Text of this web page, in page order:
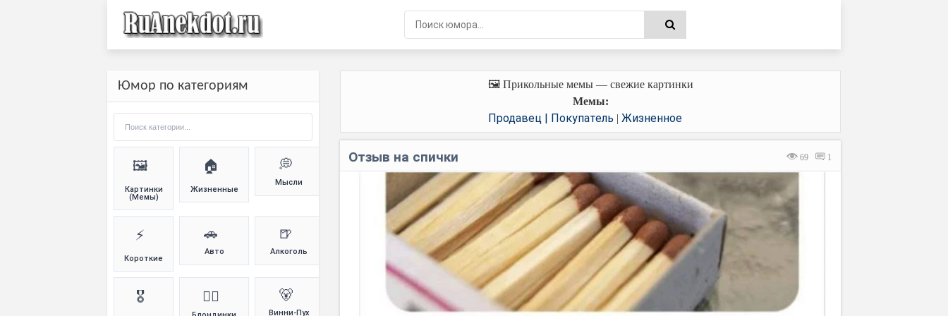
🖼️ Прикольные мемы — свежие картинки
Мемы:
Продавец | Покупатель | Жизненное
69 1
Отзыв на спички
Юмор по категориям
🖼️
Картинки
(Мемы)
🏠
Жизненные
💭
Мысли
⚡
Короткие
🚗
Авто
🍺
Алкоголь
🎖️ 👱‍♀️ 🐻
Винни-Пух